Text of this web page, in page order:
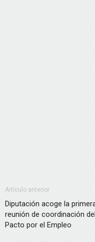
Artículo anterior
Diputación acoge la
reunión de coordinación
Pacto por el Empleo